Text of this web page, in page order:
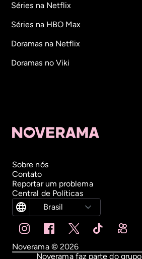
Séries na Netflix
Séries na HBO Max
Doramas na Netflix
Doramas no Viki
Sobre nós
Contato
Reportar um problema
Central de Políticas
Brasil
Noverama © 2026
Noverama faz parte do grupo